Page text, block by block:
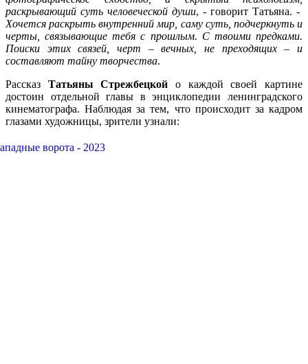
раскрывающий суть человеческой души, - говорит Татьяна. -
Хочется раскрыть внутренний мир, саму суть, подчеркнуть и
черты, связывающие тебя с прошлым. С твоими предками.
Поиски этих связей, черт – вечных, не преходящих – и
составляют тайну творчества.
Рассказ Татьяны Стрежбецкой о каждой своей картине
достоин отдельной главы в энциклопедии ленинградского
кинематографа. Наблюдая за тем, что происходит за кадром
глазами художницы, зрители узнали: